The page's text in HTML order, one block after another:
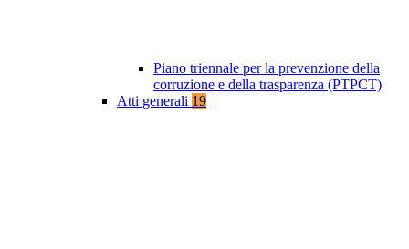
Piano triennale per la prevenzione della
corruzione e della trasparenza (PTPCT)
Atti generali 19